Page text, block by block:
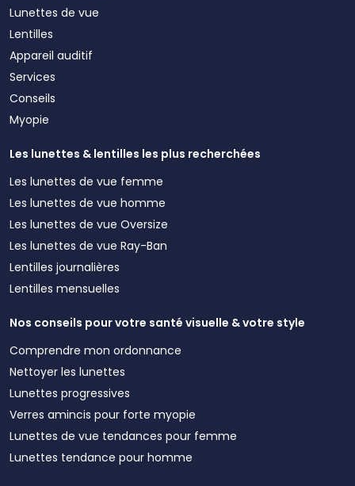
Lunettes de vue
Lentilles
Appareil auditif
Services
Conseils
Myopie
Les lunettes & lentilles les plus recherchées
Les lunettes de vue femme
Les lunettes de vue homme
Les lunettes de vue Oversize
Les lunettes de vue Ray-Ban
Lentilles journalières
Lentilles mensuelles
Nos conseils pour votre santé visuelle & votre style
Comprendre mon ordonnance
Nettoyer les lunettes
Lunettes progressives
Verres amincis pour forte myopie
Lunettes de vue tendances pour femme
Lunettes tendance pour homme